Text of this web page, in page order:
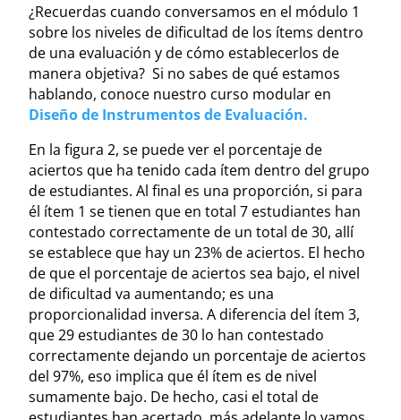
¿Recuerdas cuando conversamos en el módulo 1
sobre los niveles de dificultad de los ítems dentro
de una evaluación y de cómo establecerlos de
manera objetiva? Si no sabes de qué estamos
hablando, conoce nuestro curso modular en
Diseño de Instrumentos de Evaluación.
En la figura 2, se puede ver el porcentaje de
aciertos que ha tenido cada ítem dentro del grupo
de estudiantes. Al final es una proporción, si para
él ítem 1 se tienen que en total 7 estudiantes han
contestado correctamente de un total de 30, allí
se establece que hay un 23% de aciertos. El hecho
de que el porcentaje de aciertos sea bajo, el nivel
de dificultad va aumentando; es una
proporcionalidad inversa. A diferencia del ítem 3,
que 29 estudiantes de 30 lo han contestado
correctamente dejando un porcentaje de aciertos
del 97%, eso implica que él ítem es de nivel
sumamente bajo. De hecho, casi el total de